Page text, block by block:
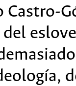
Castro-